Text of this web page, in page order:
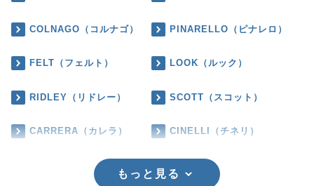
COLNAGO（コルナゴ） PINARELLO（ピナレロ）
FELT（フェルト） LOOK（ルック）
RIDLEY（リドレー） SCOTT（スコット）
CARRERA（カレラ） CINELLI（チネリ）
もっと見る